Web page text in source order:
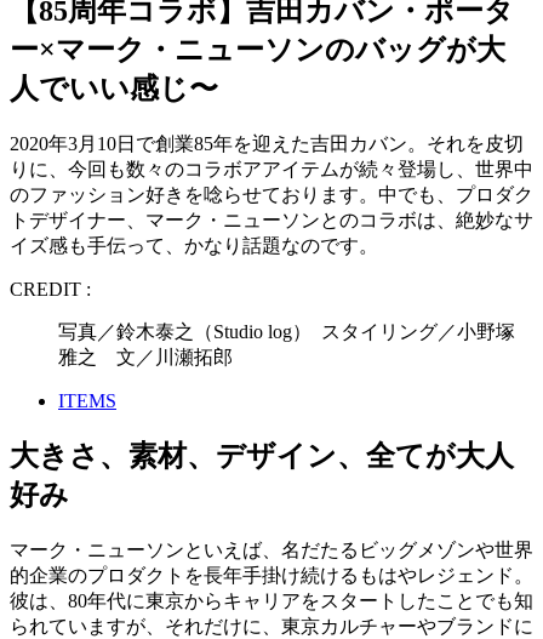
【85周年コラボ】吉田カバン・ポータ
ー×マーク・ニューソンのバッグが大
人でいい感じ〜
2020年3月10日で創業85年を迎えた吉田カバン。それを皮切
りに、今回も数々のコラボアアイテムが続々登場し、世界中
のファッション好きを唸らせております。中でも、プロダク
トデザイナー、マーク・ニューソンとのコラボは、絶妙なサ
イズ感も手伝って、かなり話題なのです。
CREDIT :
写真／鈴木泰之（Studio log） スタイリング／小野塚
雅之 文／川瀬拓郎
ITEMS
大きさ、素材、デザイン、全てが大人
好み
マーク・ニューソンといえば、名だたるビッグメゾンや世界
的企業のプロダクトを長年手掛け続けるもはやレジェンド。
彼は、80年代に東京からキャリアをスタートしたことでも知
られていますが、それだけに、東京カルチャーやブランドに